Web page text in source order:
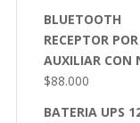
BLUETOOTH
RECEPTOR POR
AUXILIAR CON
$88.000
BATERIA UPS